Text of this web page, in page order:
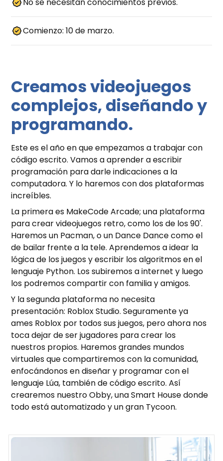
Comienzo: 10 de marzo.
Creamos videojuegos
complejos, diseñando y
programando.
Este es el año en que empezamos a trabajar con
código escrito. Vamos a aprender a escribir
programación para darle indicaciones a la
computadora. Y lo haremos con dos plataformas
increíbles.
La primera es MakeCode Arcade; una plataforma
para crear videojuegos retro, como los de los 90'.
Haremos un Pacman, o un Dance Dance como el
de bailar frente a la tele. Aprendemos a idear la
lógica de los juegos y escribir los algoritmos en el
lenguaje Python. Los subiremos a internet y luego
los podremos compartir con familia y amigos.
Y la segunda plataforma no necesita
presentación: Roblox Studio. Seguramente ya
ames Roblox por todos sus juegos, pero ahora nos
toca dejar de ser jugadores para crear los
nuestros propios. Haremos grandes mundos
virtuales que compartiremos con la comunidad,
enfocándonos en diseñar y programar con el
lenguaje Lúa, también de código escrito. Así
crearemos nuestro Obby, una Smart House donde
todo está automatizado y un gran Tycoon.